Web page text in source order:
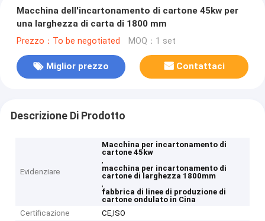
Macchina dell'incartonamento di cartone 45kw per
una larghezza di carta di 1800 mm
Prezzo：To be negotiated MOQ：1 set
Miglior prezzo Contattaci
Descrizione Di Prodotto
Evidenziare
Macchina per incartonamento di
cartone 45kw
,
macchina per incartonamento di
cartone di larghezza 1800mm
,
fabbrica di linee di produzione di
cartone ondulato in Cina
Certificazione
CE,ISO